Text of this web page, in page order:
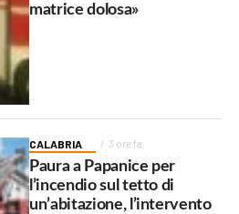
matrice dolosa»
CALABRIA 3 ore fa
Paura a Papanice per
l’incendio sul tetto di
un’abitazione, l’intervento